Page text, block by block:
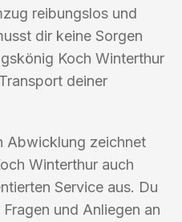
reibungslos und
dir keine Sorgen
Koch Winterthur
deiner
Abwicklung zeichnet
Winterthur auch
Service aus. Du
und Anliegen an